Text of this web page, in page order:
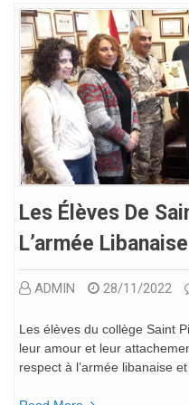
Les Élèves De
L’armée Libanaise
ADMIN 28/11/2022
Les élèves du collège Saint
leur amour et leur
respect à l’armée libanaise